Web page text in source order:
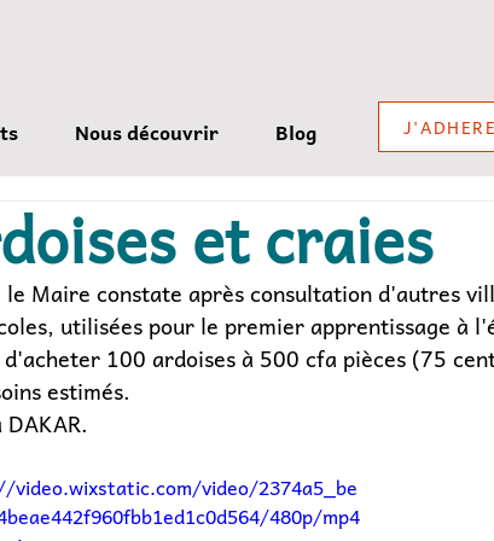
et craies
Maire constate après consultation d'autres
utilisées pour le premier apprentissage à
100 ardoises à 500 cfa pièces (75
estimés.
video/2374a5_be
480p/mp4
Nous découvrir Blog J'ADHERE